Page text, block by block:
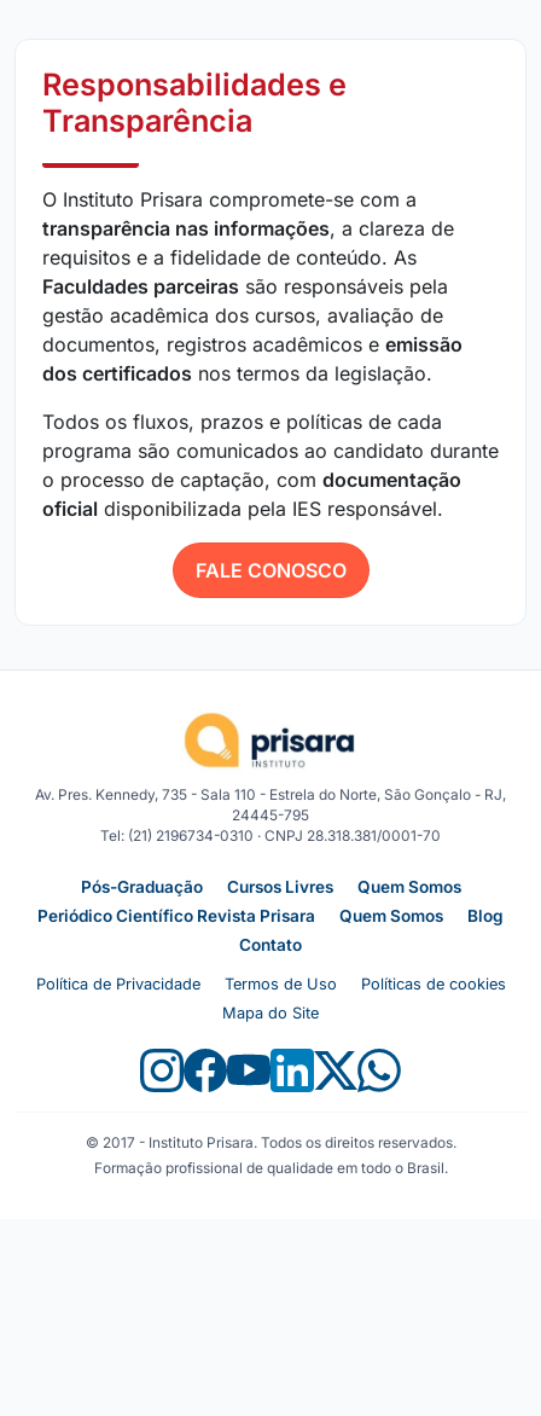
Responsabilidades e
Transparência
O Instituto Prisara compromete-se com a
transparência nas informações, a clareza de
requisitos e a fidelidade de conteúdo. As
Faculdades parceiras são responsáveis pela
gestão acadêmica dos cursos, avaliação de
documentos, registros acadêmicos e emissão
dos certificados nos termos da legislação.
Todos os fluxos, prazos e políticas de cada
programa são comunicados ao candidato durante
o processo de captação, com documentação
oficial disponibilizada pela IES responsável.
FALE CONOSCO
Av. Pres. Kennedy, 735 - Sala 110 - Estrela do Norte, São Gonçalo - RJ,
24445-795
Tel: (21) 2196734-0310 · CNPJ 28.318.381/0001-70
Pós-Graduação Cursos Livres
Quem Somos
Periódico Científico Revista Prisara
Quem Somos
Blog
Contato
Política de Privacidade Termos de Uso
Políticas de cookies
Mapa do Site
© 2017 - Instituto Prisara. Todos os direitos reservados.
Formação profissional de qualidade em todo o Brasil.